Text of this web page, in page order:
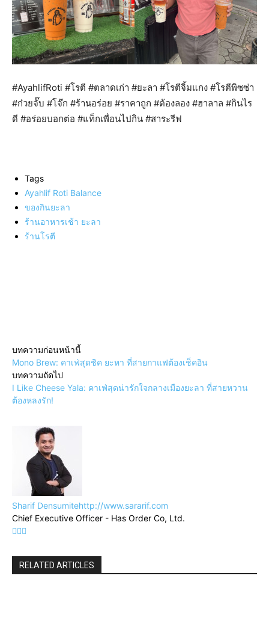
#AyahlifRoti #โรตี #ตลาดเก่า #ยะลา #โรตีจิ้มแกง #โรตีพิซซ่า
#ก๋วยจั๊บ #โจ๊ก #ร้านอร่อย #ราคาถูก #ต้องลอง #ฮาลาล #กินไร
ดี #อร่อยบอกต่อ #แท็กเพื่อนไปกิน #สาระรีฟ
Tags
Ayahlif Roti Balance
ของกินยะลา
ร้านอาหารเช้า ยะลา
ร้านโรตี
บทความก่อนหน้านี้
Mono Brew: คาเฟ่สุดชิค ยะหา ที่สายกาแฟต้องเช็คอิน
บทความถัดไป
I Like Cheese Yala: คาเฟ่สุดน่ารักใจกลางเมืองยะลา ที่สายหวาน
ต้องหลงรัก!
Sharif Densumitehttp://www.sararif.com
Chief Executive Officer - Has Order Co, Ltd.
RELATED ARTICLES